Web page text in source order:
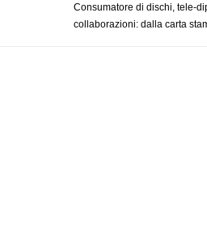
Consumatore di dischi, tele-
collaborazioni: dalla carta